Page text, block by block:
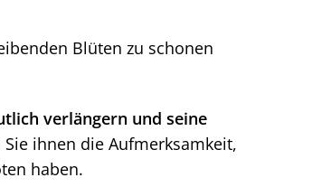
Blüten zu schonen
verlängern und seine
ihnen die Aufmerksamkeit,
haben.